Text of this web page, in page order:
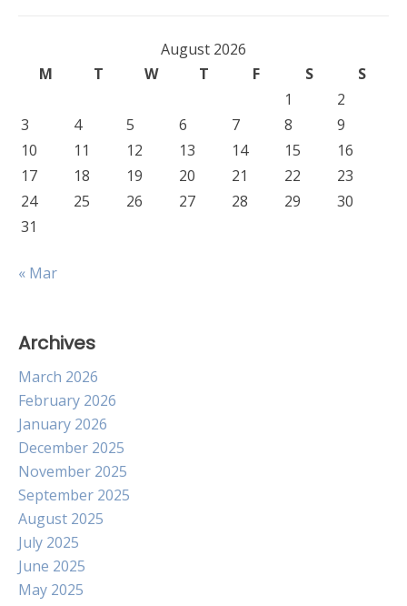
August 2026
M
T W T F S
S
1
2
3
4 5 6 7 8
9
10
11 12 13 14 15
16
17
18 19 20 21 22
23
24
25 26 27 28 29
30
31
« Mar
Archives
March 2026
February 2026
January 2026
December 2025
November 2025
September 2025
August 2025
July 2025
June 2025
May 2025